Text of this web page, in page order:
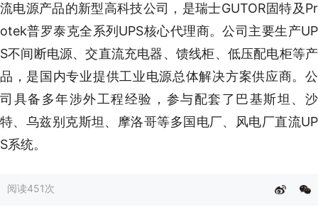
流电源产品的新型高科技公司，是瑞士GUTOR固特及Pr
otek普罗泰克全系列UPS核心代理商。公司主要生产UP
S不间断电源、交直流充电器、馈线柜、低压配电柜等产
品，是国内专业提供工业电源总体解决方案供应商。公
司具备多年涉外工程经验，参与配套了巴基斯坦、沙
特、乌兹别克斯坦、摩洛哥等多国电厂、风电厂直流UP
S系统。
阅读451次